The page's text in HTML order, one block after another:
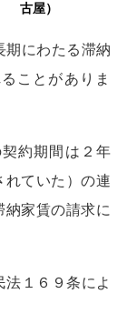
古屋）
期にわたる滞納
ことがありま
約期間は２年
れていた）の連
納家賃の請求に
法１６９条によ